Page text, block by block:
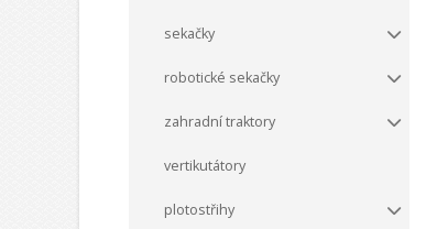
sekačky
robotické sekačky
zahradní traktory
vertikutátory
plotostřihy